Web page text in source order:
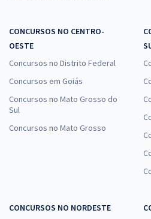
à
R$
Economize R$
Comprar
CLDF - Câmara Legislativa do
Conhecimentos Específicos para o
Área: Redação
Economize R$
CONCURSOS NO CENTRO-
OESTE
Concursos no Distrito Federal
Concursos em Goiás
Concursos no Mato Grosso do
Sul
Concursos no Mato Grosso
CONCURSOS NO NORDESTE